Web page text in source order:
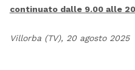
continuato dalle 9.00 alle
Villorba (TV), 20 agosto 2025